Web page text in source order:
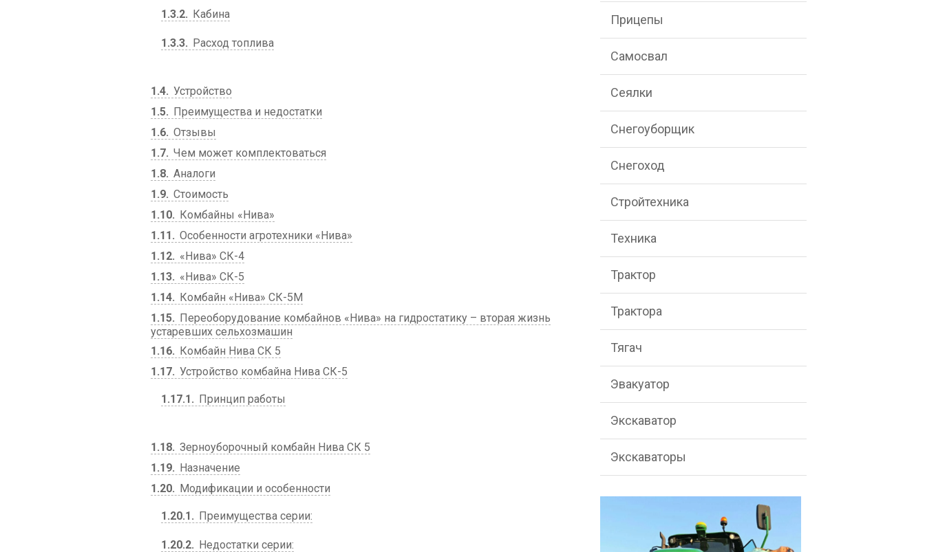
1.3.2 Кабина
1.3.3 Расход топлива
1.4 Устройство
1.5
Преимущества и недостатки
1.6 Отзывы
1.7 Чем может комплектоваться
1.8 Аналоги
1.9 Стоимость
1.10
Комбайны «Нива»
1.11
Особенности агротехники «Нива»
1.12
«Нива» СК-4
1.13
«Нива» СК-5
1.14
Комбайн «Нива» СК-5М
1.15
Переоборудование комбайнов «Нива» на гидростатику – вторая жизнь
устаревших сельхозмашин
1.16
Комбайн Нива СК 5
1.17 Устройство комбайна Нива СК-5
1.17.1 Принцип работы
1.18 Зерноуборочный комбайн Нива СК 5
1.19
Назначение
1.20
Модификации и особенности
1.20.1 Преимущества серии:
1.20.2 Недостатки серии:
Прицепы
Самосвал
Сеялки
Снегоуборщик
Снегоход
Стройтехника
Техника
Трактор
Трактора
Тягач
Эвакуатор
Экскаватор
Экскаваторы